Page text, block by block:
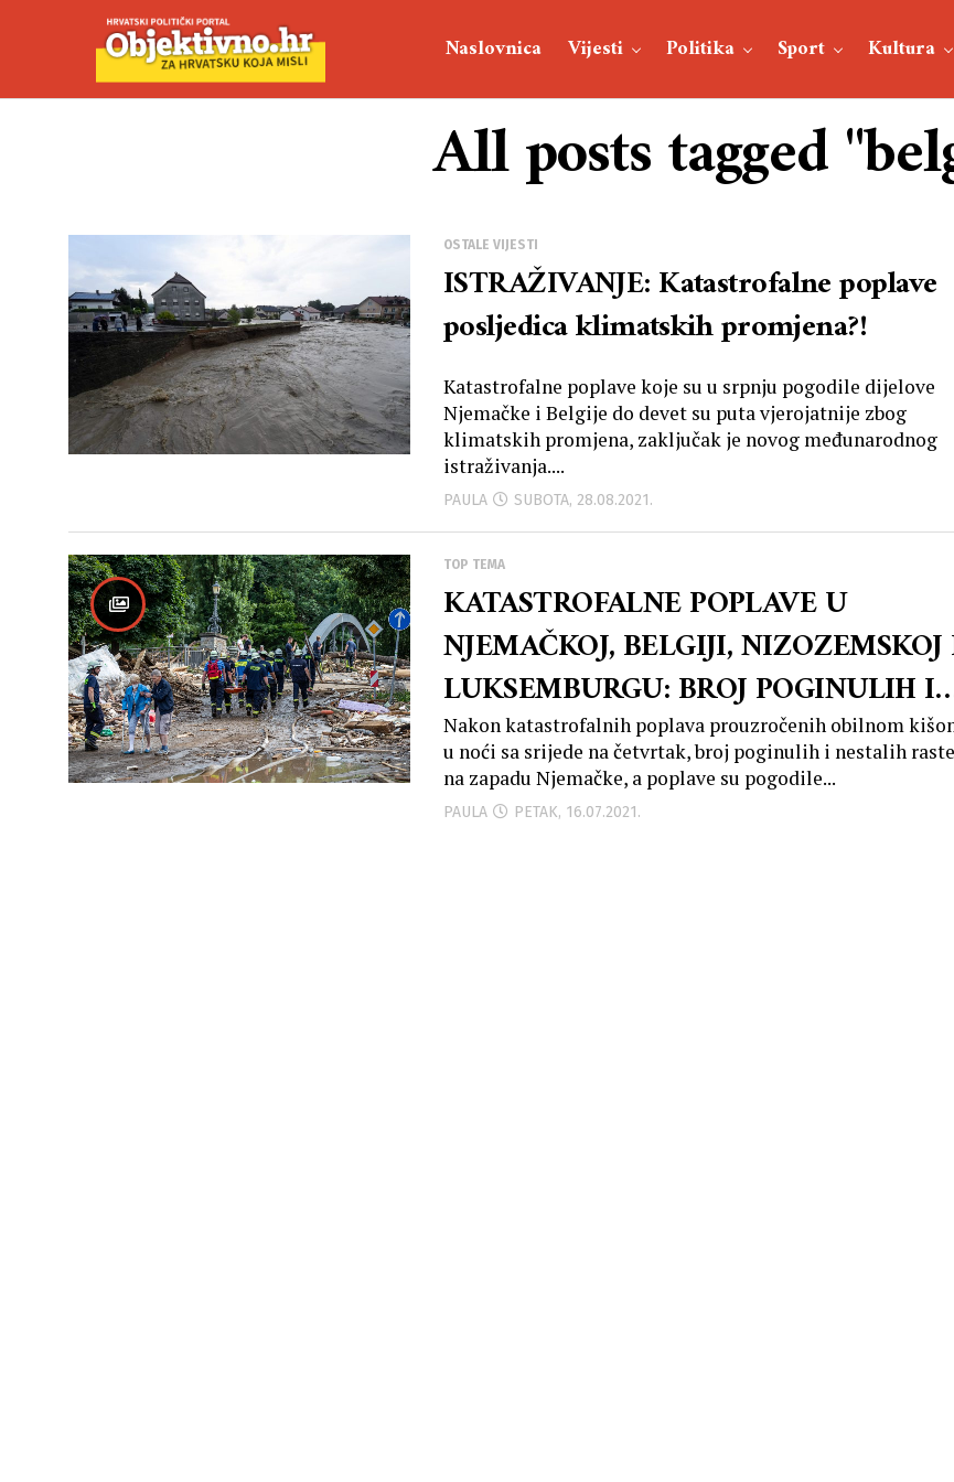
Naslovnica Vijesti Politika Sport Kultura
All posts tagged
OSTALE VIJESTI
ISTRAŽIVANJE: Katastrofalne poplave
posljedica klimatskih promjena?!
Katastrofalne poplave koje su u srpnju pogodile dijelove
Njemačke i Belgije do devet su puta vjerojatnije zbog
klimatskih promjena, zaključak je novog međunarodnog
istraživanja....
PAULA SUBOTA, 28.08.2021.
TOP TEMA
KATASTROFALNE POPLAVE U
NJEMAČKOJ, BELGIJI,
LUKSEMBURGU: BROJ POGINULIH I
NESTALIH RASTE
Nakon katastrofalnih poplava prouzročenih obilnom
u noći sa srijede na četvrtak, broj poginulih i nestalih raste
na zapadu Njemačke, a poplave su pogodile...
PAULA PETAK, 16.07.2021.